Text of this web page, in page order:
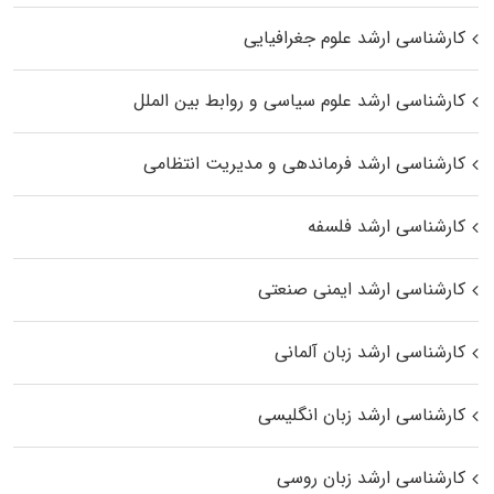
کارشناسی ارشد علوم جغرافیایی
کارشناسی ارشد علوم سیاسی و روابط بین الملل
کارشناسی ارشد فرماندهی و مدیریت انتظامی
کارشناسی ارشد فلسفه
کارشناسی ارشد ایمنی صنعتی
کارشناسی ارشد زبان آلمانی
کارشناسی ارشد زبان انگلیسی
کارشناسی ارشد زبان روسی